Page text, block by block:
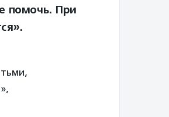
помочь. При